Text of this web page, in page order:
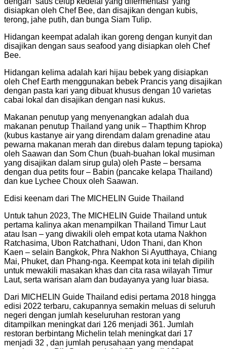
disiapkan oleh Chef Bee, dan disajikan dengan kubis,
terong, jahe putih, dan bunga Siam Tulip.
Hidangan keempat adalah ikan goreng dengan kunyit dan
disajikan dengan saus seafood yang disiapkan oleh Chef
Bee.
Hidangan kelima adalah kari hijau bebek yang disiapkan
oleh Chef Earth menggunakan bebek Prancis yang disajikan
dengan pasta kari yang dibuat khusus dengan 10 varietas
cabai lokal dan disajikan dengan nasi kukus.
Makanan penutup yang menyenangkan adalah dua
makanan penutup Thailand yang unik – Thapthim Khrop
(kubus kastanye air yang direndam dalam grenadine atau
pewarna makanan merah dan direbus dalam tepung tapioka)
oleh Saawan dan Som Chun (buah-buahan lokal musiman
yang disajikan dalam sirup gula) oleh Paste – bersama
dengan dua petits four – Babin (pancake kelapa Thailand)
dan kue Lychee Choux oleh Saawan.
Edisi keenam dari The MICHELIN Guide Thailand
Untuk tahun 2023, The MICHELIN Guide Thailand untuk
pertama kalinya akan menampilkan Thailand Timur Laut
atau Isan – yang diwakili oleh empat kota utama Nakhon
Ratchasima, Ubon Ratchathani, Udon Thani, dan Khon
Kaen – selain Bangkok, Phra Nakhon Si Ayutthaya, Chiang
Mai, Phuket, dan Phang-nga. Keempat kota ini telah dipilih
untuk mewakili masakan khas dan cita rasa wilayah Timur
Laut, serta warisan alam dan budayanya yang luar biasa.
Dari MICHELIN Guide Thailand edisi pertama 2018 hingga
edisi 2022 terbaru, cakupannya semakin meluas di seluruh
negeri dengan jumlah keseluruhan restoran yang
ditampilkan meningkat dari 126 menjadi 361. Jumlah
restoran berbintang Michelin telah meningkat dari 17
menjadi 32 , dan jumlah perusahaan yang mendapat